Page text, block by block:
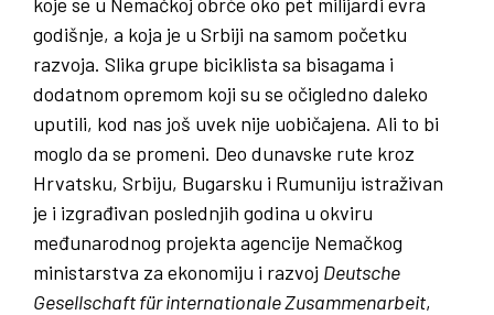
godišnje, a koja je u Srbiji na samom početku
razvoja. Slika grupe biciklista sa bisagama i
dodatnom opremom koji su se očigledno daleko
uputili, kod nas još uvek nije uobičajena. Ali to bi
moglo da se promeni. Deo dunavske rute kroz
Hrvatsku, Srbiju, Bugarsku i Rumuniju istraživan
je i izgrađivan poslednjih godina u okviru
međunarodnog projekta agencije Nemačkog
ministarstva za ekonomiju i razvoj Deutsche
Gesellschaft für internationale Zusammenarbeit,